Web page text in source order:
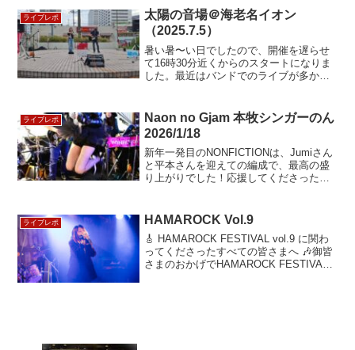
ロに…
ライブレポ
太陽の音場＠海老名イオン
（2025.7.5）
暑い暑〜い日でしたので、開催を遅らせ
て16時30分近くからのスタートになりま
した。最近はバンドでのライブが多かっ
ージで学ばせてもらっています。 企…
ライブレポ
Naon no Gjam 本牧シンガーのん
2026/1/18
新年一発目のNONFICTIONは、Jumiさん
と平本さんを迎えての編成で、最高の盛
り上がりでした！応援してくださった皆
ライブレポ HAMAROCK Vol.9
🎸 HAMAROCK FESTIVAL vol.9 に関わ
ってくださったすべての皆さまへ 🎶御皆
さまのおかげでHAMAROCK FESTIVAL